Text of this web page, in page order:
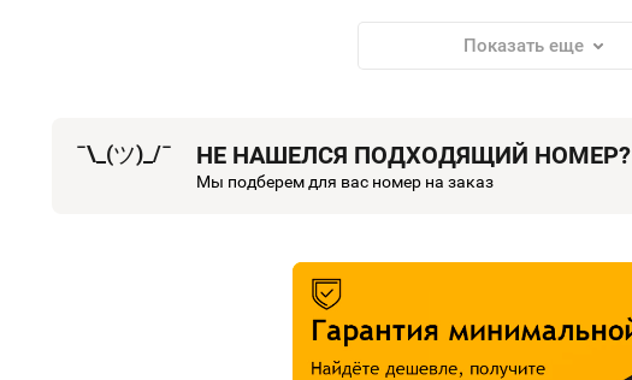
Показать еще
¯\_(ツ)_/¯ НЕ НАШЕЛСЯ ПОДХОДЯЩИЙ НОМЕР?
Мы подберем для вас номер на заказ